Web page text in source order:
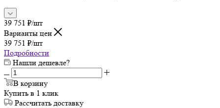
39 751 ₽/шт
Варианты цен
39 751 ₽/шт
Подробности
Нашли дешевле?
В корзину
Купить в 1 клик
Рассчитать доставку